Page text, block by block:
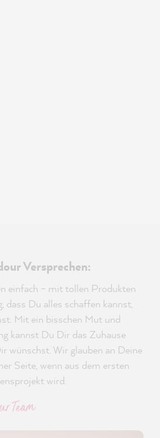
Versprechen:
einfach – mit tollen Produkten
dass Du alles schaffen kannst,
Mit ein bisschen Mut und
kannst Du Dir das Zuhause
wünschst. Wir glauben an Deine
Seite, wenn aus dem ersten
wird.
Team